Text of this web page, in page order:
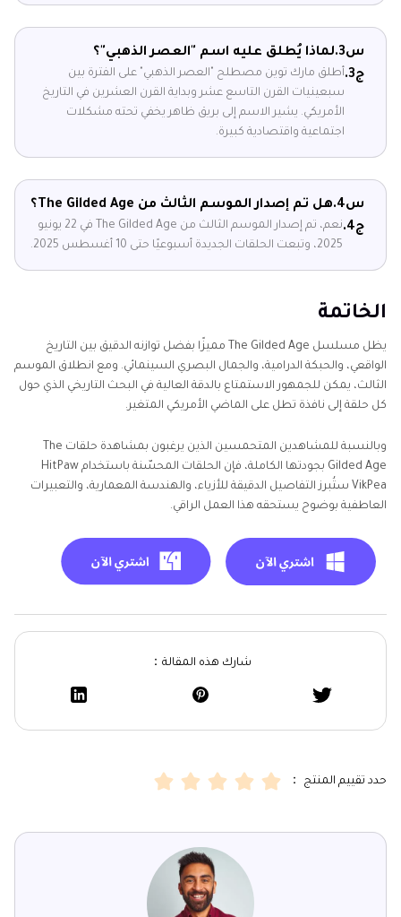
س3.
لماذا يُطلق عليه اسم "العصر الذهبي"؟
ج3.
أطلق مارك توين مصطلح "العصر الذهبي" على الفترة بين
سبعينيات القرن التاسع عشر وبداية القرن العشرين في التاريخ
الأمريكي. يشير الاسم إلى بريق ظاهر يخفي تحته مشكلات
اجتماعية واقتصادية كبيرة.
س4.
هل تم إصدار الموسم الثالث من The Gilded Age؟
ج4.
نعم، تم إصدار الموسم الثالث من The Gilded Age في 22 يونيو
2025، وتبعت الحلقات الجديدة أسبوعيًا حتى 10 أغسطس 2025.
الخاتمة
يظل مسلسل The Gilded Age مميزًا بفضل توازنه الدقيق بين التاريخ
الواقعي، والحبكة الدرامية، والجمال البصري السينمائي. ومع انطلاق الموسم
الثالث، يمكن للجمهور الاستمتاع بالدقة العالية في البحث التاريخي الذي حول
كل حلقة إلى نافذة تطل على الماضي الأمريكي المتغير.
وبالنسبة للمشاهدين المتحمسين الذين يرغبون بمشاهدة حلقات The
Gilded Age بجودتها الكاملة، فإن الحلقات المحسّنة باستخدام HitPaw
VikPea ستُبرز التفاصيل الدقيقة للأزياء، والهندسة المعمارية، والتعبيرات
العاطفية بوضوح يستحقه هذا العمل الراقي.
شارك هذه المقالة：
حدد تقييم المنتج ：